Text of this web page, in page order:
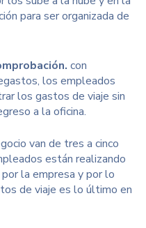
para ser organizada de
con
los empleados
los gastos de viaje sin
a la oficina.
van de tres a cinco
están realizando
la empresa y por lo
de viaje es lo último en